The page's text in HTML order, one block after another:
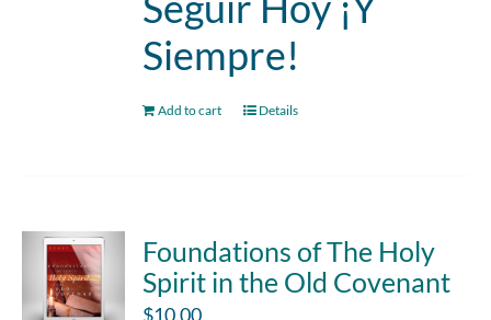
Siempre!
Add to cart Details
Foundations of The Holy
Spirit in the Old Covenant
$10.00